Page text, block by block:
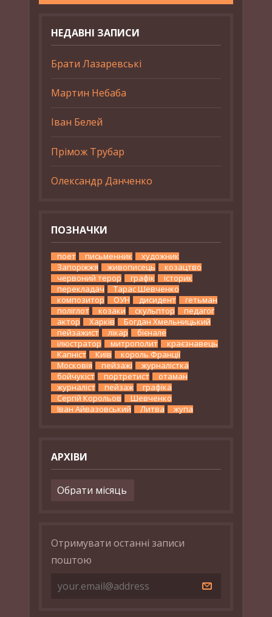
НЕДАВНІ ЗАПИСИ
Брати Лазаревські
Мартин Небаба
Іван Белей
Прімож Трубар
Олександр Данченко
ПОЗНАЧКИ
поет письменник
художник
Запоріжжя
живописець
козацтво
червоний терор
графік
історик
перекладач
Тарас Шевченко
композитор
ОУН дисидент
гетьман
поліглот
козаки скульптор
педагог
актор
Харків
Богдан Хмельницький
пейзажист
лікар
бієнале
ілюстратор
митрополит
краєзнавець
Капніст
Київ
король Франції
Московія
пейзажі
журналістка
бойчукіст
портретист
отаман
журналіст
пейзаж
графіка
Сергій Корольов
Шевченко
Іван Айвазовський
Литва жупа
АРХІВИ
Архіви
Отримувати останні записи
поштою